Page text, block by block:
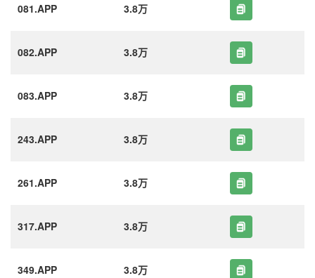
081.APP 3.8万
082.APP 3.8万
083.APP 3.8万
243.APP 3.8万
261.APP 3.8万
317.APP 3.8万
349.APP 3.8万